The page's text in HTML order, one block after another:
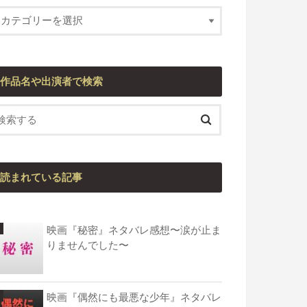
作品名や出演者で検索
読まれている記事
映画『秘密』ネタバレ感想〜涙が止ま
りませんでした〜
映画『偶然にも最悪な少年』ネタバレ